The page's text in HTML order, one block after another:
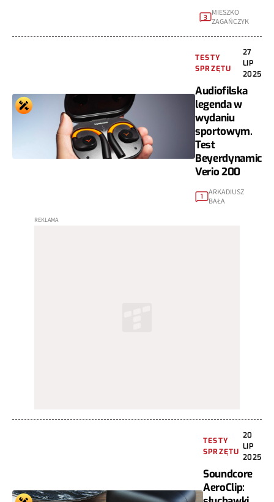
3 MIESZKO
ZAGAŃCZYK
TESTY
SPRZĘTU
27
LIP
2025
Audiofilska
legenda w
wydaniu
sportowym.
Test
Beyerdynamic
Verio 200
1
ARKADIUSZ
BAŁA
TESTY
SPRZĘTU
20
LIP
2025
Soundcore
AeroClip: